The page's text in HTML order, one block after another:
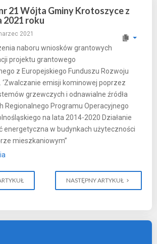
21 Wójta Gminy Krotoszyce z
2021 roku
2021
naboru wniosków grantowych
projektu grantowego
z Europejskiego Funduszu Rozwoju
‘Zwalczanie emisji kominowej poprzez
grzewczych i odnawialne źródła
Regionalnego Programu Operacyjnego
na lata 2014-2020 Działanie
energetyczna w budynkach użyteczności
mieszkaniowym”
NASTĘPNY ARTYKUŁ